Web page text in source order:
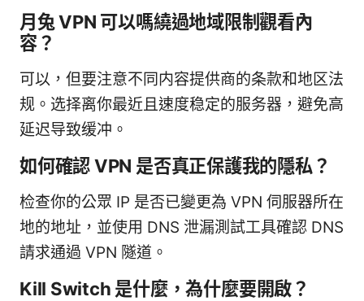
月兔 VPN 可以嗎繞過地域限制觀看內
容？
可以，但要注意不同内容提供商的条款和地区法
规。选择离你最近且速度稳定的服务器，避免高
延迟导致缓冲。
如何確認 VPN 是否真正保護我的隱私？
检查你的公眾 IP 是否已變更為 VPN 伺服器所在
地的地址，並使用 DNS 泄漏測試工具確認 DNS
請求通過 VPN 隧道。
Kill Switch 是什麼，為什麼要開啟？